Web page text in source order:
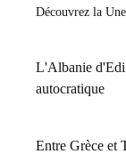
Découvrez la
L'Albanie d'Edi
autocratique
Entre Grèce et